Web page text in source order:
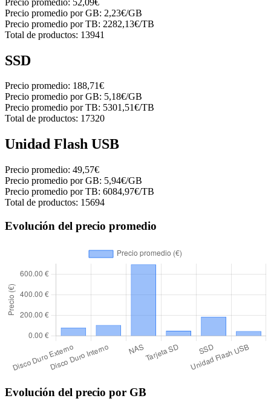
Precio promedio por GB: 2,23€/GB
Precio promedio por TB: 2282,13€/TB
Total de productos: 13941
SSD
Precio promedio: 188,71€
Precio promedio por GB: 5,18€/GB
Precio promedio por TB: 5301,51€/TB
Total de productos: 17320
Unidad Flash USB
Precio promedio: 49,57€
Precio promedio por GB: 5,94€/GB
Precio promedio por TB: 6084,97€/TB
Total de productos: 15694
Evolución del precio promedio
Evolución del precio por GB